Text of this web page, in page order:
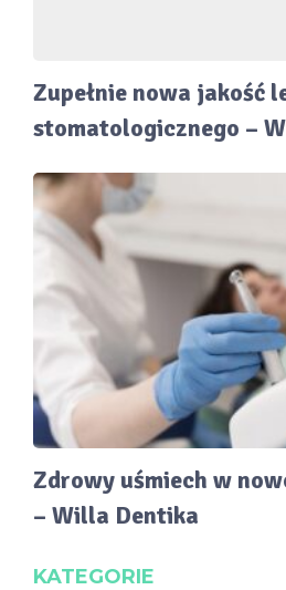
Zupełnie nowa jakość
stomatologicznego –
Zdrowy uśmiech w
– Willa Dentika
KATEGORIE